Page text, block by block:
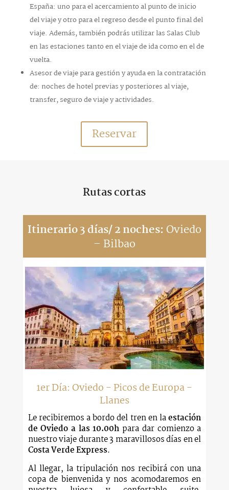
España: uno para el acercamiento al punto de inicio
del viaje y otro para el regreso desde el punto final del
viaje. Además, también podrás utilizar las Salas Club
en las estaciones tanto en el viaje de ida como en el de
vuelta.
Asesor de viaje para gestión y ayuda en la contratación
de: noches de hotel previas y posteriores al viaje,
transfer, seguro de viaje y actividades.
Reservar
Rutas cortas
Itinerario 3 días/ 2 noches: Oviedo
– Bilbao
1er Día: Oviedo - Picos de Europa -
Llanes
Le recibiremos a bordo del tren en laestación
de Oviedo a las 10.00h para dar comienzo a
nuestro viaje durante 3 maravillosos días en el
Costa Verde Express.
Al llegar, la tripulación nos recibirá con una
copa de bienvenida y nos acomodaremos en